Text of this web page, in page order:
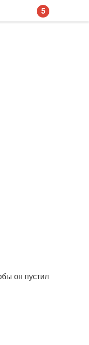
он пустил
5